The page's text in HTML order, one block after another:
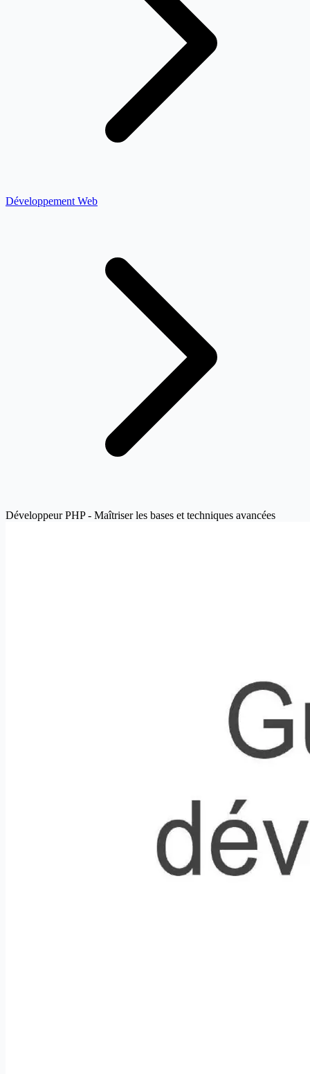
Développement Web
Développeur PHP - Maîtriser les bases et techniques avancées